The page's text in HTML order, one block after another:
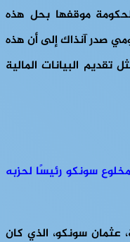
موقفها بحل هذه
حكومي صدر آنذاك إلى أن هذه
تقديم البيانات المالية
سونكو رئيسًا لحزبه
عثمان سونكو، الذي كان